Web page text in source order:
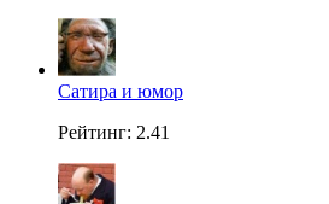
Сатира и юмор
Рейтинг: 2.41